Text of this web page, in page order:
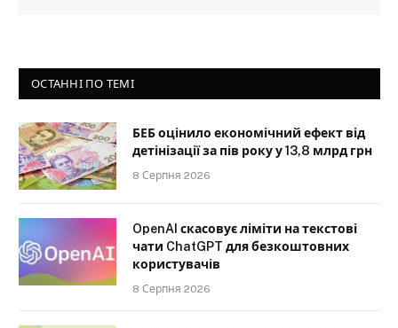
ОСТАННІ ПО ТЕМІ
БЕБ оцінило економічний ефект від
детінізації за пів року у 13,8 млрд грн
8 Серпня 2026
OpenAI скасовує ліміти на текстові
чати ChatGPT для безкоштовних
користувачів
8 Серпня 2026